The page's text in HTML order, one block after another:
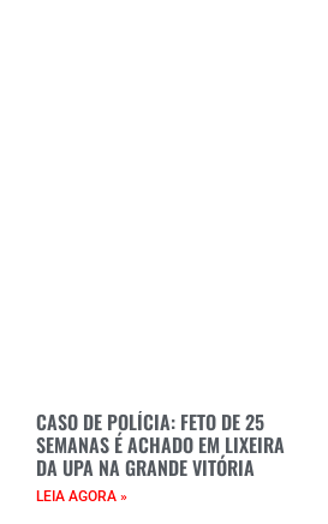
CASO DE POLÍCIA: FETO DE 25
SEMANAS É ACHADO EM LIXEIRA
DA UPA NA GRANDE VITÓRIA
LEIA AGORA »